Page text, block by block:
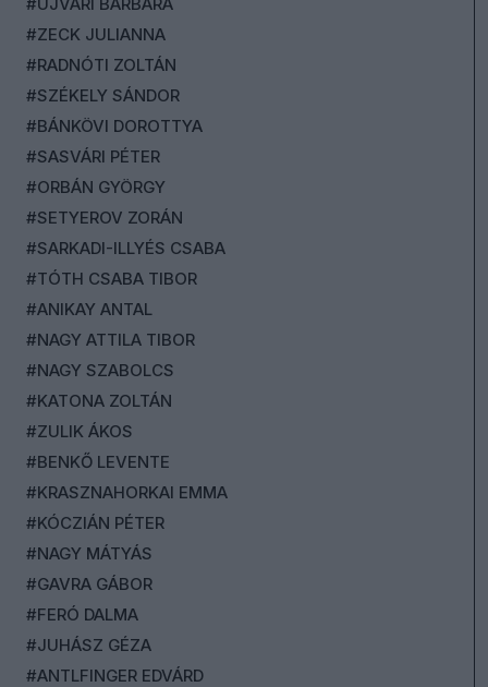
#ZECK JULIANNA
#RADNÓTI ZOLTÁN
#SZÉKELY SÁNDOR
#BÁNKÖVI DOROTTYA
#SASVÁRI PÉTER
#ORBÁN GYÖRGY
#SETYEROV ZORÁN
#SARKADI-ILLYÉS CSABA
#TÓTH CSABA TIBOR
#ANIKAY ANTAL
#NAGY ATTILA TIBOR
#NAGY SZABOLCS
#KATONA ZOLTÁN
#ZULIK ÁKOS
#BENKŐ LEVENTE
#KRASZNAHORKAI EMMA
#KÓCZIÁN PÉTER
#NAGY MÁTYÁS
#GAVRA GÁBOR
#FERÓ DALMA
#JUHÁSZ GÉZA
#ANTLFINGER EDVÁRD